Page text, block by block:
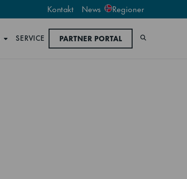
Kontakt News Regioner
SERVICE PARTNER PORTAL Søk